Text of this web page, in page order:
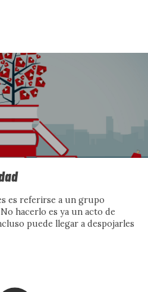
narrativas,
de
y Cristina Fuentes
es referirse a un grupo
hacerlo es ya un acto de
puede llegar a despojarles